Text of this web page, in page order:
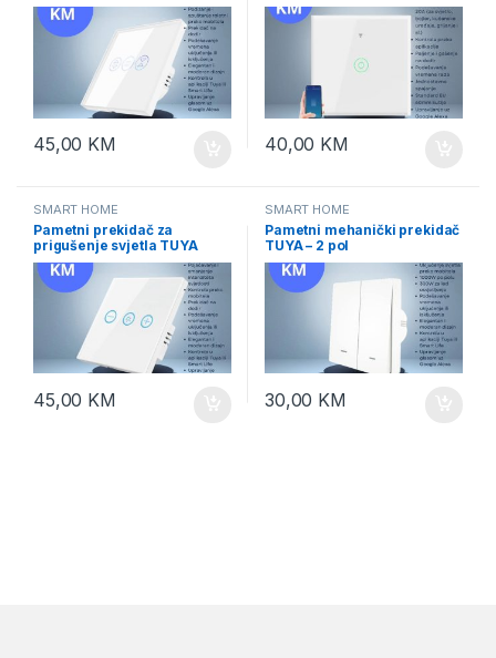
45,00 KM 40,00 KM
SMART HOME
Pametni prekidač za
prigušenje svjetla TUYA
45,00 KM
SMART HOME
Pametni mehanički prekidač
TUYA – 2 pol
30,00 KM